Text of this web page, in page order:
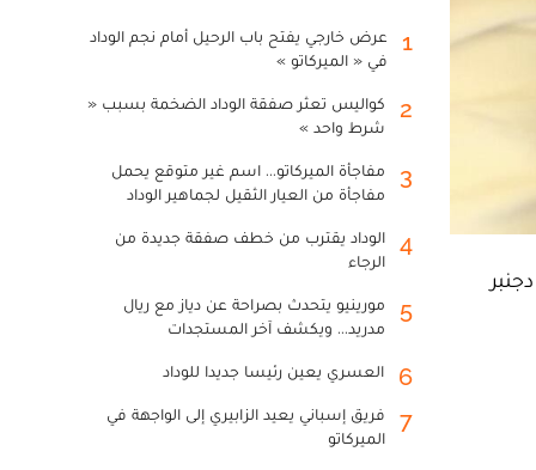
لكرة القدم، يومه السبت، بالمغرب، بعد انتهاء معسكره الخارجي بالسعودية من الـ 7 إلى الـ 13 دجنبر
1
عرض خارجي يفتح باب الرحيل أمام نجم الوداد
في « الميركاتو »
2
كواليس تعثر صفقة الوداد الضخمة بسبب «
شرط واحد »
3
مفاجأة الميركاتو... اسم غير متوقع يحمل
مفاجأة من العيار الثقيل لجماهير الوداد
4
الوداد يقترب من خطف صفقة جديدة من
الرجاء
5
مورينيو يتحدث بصراحة عن دياز مع ريال
مدريد... ويكشف آخر المستجدات
6 العسري يعين رئيسا جديدا للوداد
7
فريق إسباني يعيد الزابيري إلى الواجهة في
الميركاتو